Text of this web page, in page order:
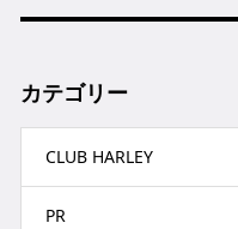
カテゴリー
CLUB HARLEY
PR